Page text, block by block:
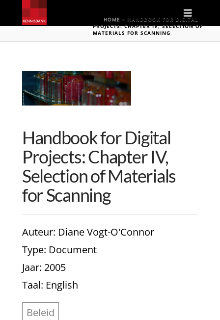
HOME » HANDBOOK FOR DIGITAL
PROJECTS: CHAPTER IV, SELECTION OF
MATERIALS FOR SCANNING
Handbook for Digital
Projects: Chapter IV,
Selection of Materials
for Scanning
Auteur: Diane Vogt-O'Connor
Type: Document
Jaar: 2005
Taal: English
Beleid